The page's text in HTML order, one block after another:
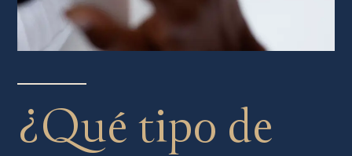
¿Qué tipo de